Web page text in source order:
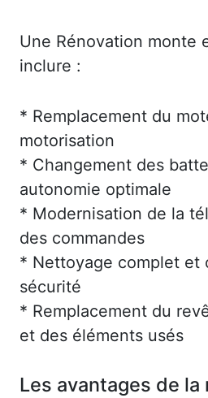
Une Rénovation monte
inclure :
* Remplacement du
motorisation
* Changement des
autonomie optimale
* Modernisation de la
des commandes
* Nettoyage complet et
sécurité
* Remplacement du
et des éléments usés
Les avantages de la